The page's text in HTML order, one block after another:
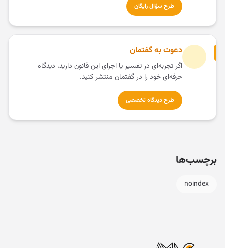
طرح سؤال رایگان
دعوت به گفتمان
اگر تجربه‌ای در تفسیر یا اجرای این قانون دارید، دیدگاه
حرفه‌ای خود را در گفتمان منتشر کنید.
طرح دیدگاه تخصصی
برچسب‌ها
noindex